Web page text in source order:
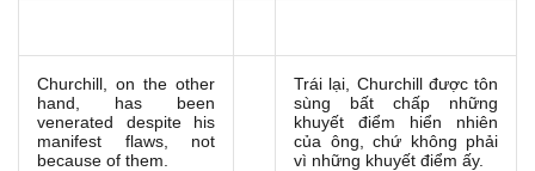
Churchill, on the other
hand, has been
venerated despite his
manifest flaws, not
because of them.
Trái lại, Churchill được tôn
sùng bất chấp những
khuyết điểm hiển nhiên
của ông, chứ không phải
vì những khuyết điểm ấy.